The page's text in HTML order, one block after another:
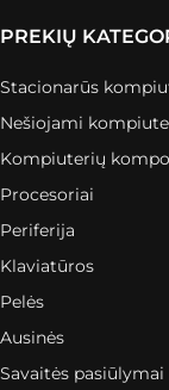
PREKIŲ
Stacionarūs
Nešiojami
Kompiuterių
Procesoriai
Periferija
Klaviatūros
Pelės
Ausinės
Savaitės pasiūlymai